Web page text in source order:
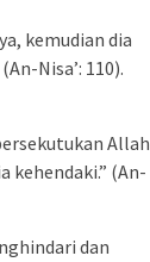
kemudian dia
Nisa’: 110).
Allah
kehendaki.” (An-
dan